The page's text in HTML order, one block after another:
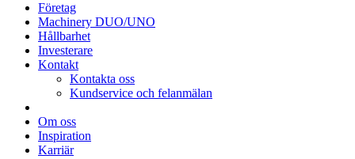
Företag
Machinery DUO/UNO
Hållbarhet
Investerare
Kontakt
Kontakta oss
Kundservice och felanmälan
Om oss
Inspiration
Karriär